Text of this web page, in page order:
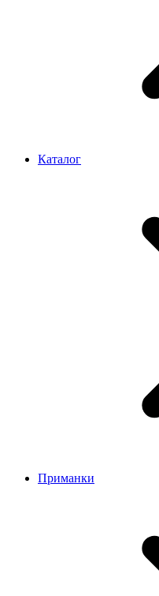
Каталог
Приманки